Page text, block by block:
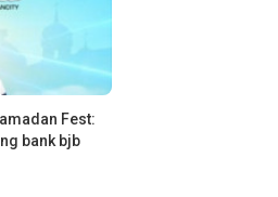
Fest:
bank bjb